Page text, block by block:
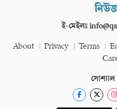
ই-মেইলঃ
About Privacy Terms
সোশ্যাল